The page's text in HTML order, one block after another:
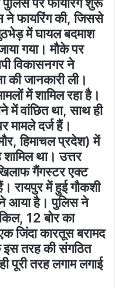
पर फायरिंग शुरू
ने फायरिंग की, जिससे
में घायल बदमाश
गया। मौके पर
विकासनगर ने
की जानकारी ली।
में शामिल रहा है।
में वांछित था, साथ ही
मामले दर्ज हैं।
हिमाचल प्रदेश) में
था। उत्तर
गैंगस्टर एक्ट
रायपुर में हुई गौकशी
आया है। पुलिस ने
12 बोर का
जिंदा कारतूस बरामद
इस तरह की संगठित
पूरी तरह लगाम लगाई